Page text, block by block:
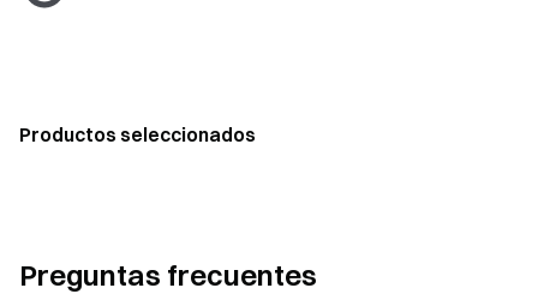
Productos seleccionados
Preguntas frecuentes